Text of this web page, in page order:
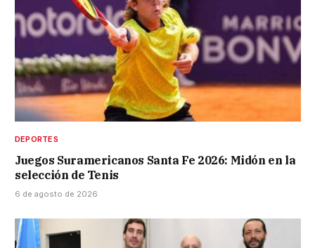
DEPORTES
Juegos Suramericanos Santa Fe 2026: Midón en la
selección de Tenis
6 de agosto de 2026